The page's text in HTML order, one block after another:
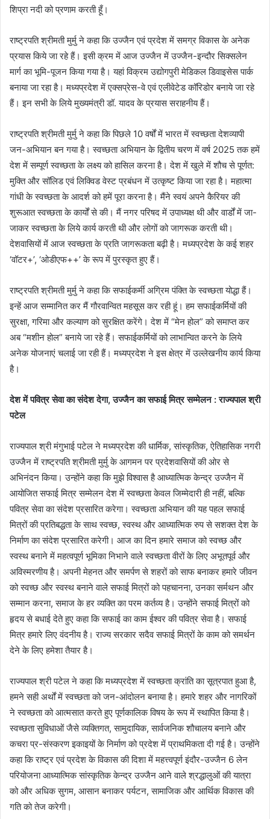
शिप्रा नदी को प्रणाम करती हूँ।
राष्ट्रपति श्रीमती मुर्मु ने कहा कि उज्जैन एवं प्रदेश में समग्र विकास के अनेक
प्रयास किये जा रहे हैं। इसी क्रम में आज उज्जैन में उज्जैन-इन्दौर सिक्सलेन
मार्ग का भूमि-पूजन किया गया है। यहां विक्रम उद्योगपुरी मेडिकल डिवाइसेस पार्क
बनाया जा रहा है। मध्यप्रदेश में एक्सप्रेस-वे एवं एलीवेटेड कॉरिडोर बनाये जा रहे
हैं। इन सभी के लिये मुख्यमंत्री डॉ. यादव के प्रयास सराहनीय हैं।
राष्ट्रपति श्रीमती मुर्मु ने कहा कि पिछले 10 वर्षों में भारत में स्वच्छता देशव्यापी
जन-अभियान बन गया है। स्वच्छता अभियान के द्वितीय चरण में वर्ष 2025 तक हमें
देश में सम्पूर्ण स्वच्छता के लक्ष्य को हासिल करना है। देश में खुले में शौच से पूर्णत:
मुक्ति और सॉलिड एवं लिक्विड वेस्ट प्रबंधन में उत्कृष्ट किया जा रहा है। महात्मा
गांधी के स्वच्छता के आदर्श को हमें पूरा करना है। मैंने स्वयं अपने कैरियर की
शुरूआत स्वच्छता के कार्यों से की। मैं नगर परिषद में उपाध्यक्ष थी और वार्डों में जा-
जाकर स्वच्छता के लिये कार्य करती थी और लोगों को जागरूक करती थी।
देशवासियों में आज स्वच्छता के प्रति जागरूकता बढ़ी है। मध्यप्रदेश के कई शहर
‘वॉटर+’, ‘ओडीएफ++’ के रूप में पुरस्कृत हुए हैं।
राष्ट्रपति श्रीमती मुर्मु ने कहा कि सफाईकर्मी अग्रिम पंक्ति के स्वच्छता योद्धा हैं।
इन्हें आज सम्मानित कर मैं गौरवान्वित महसूस कर रही हूं। हम सफाईकर्मियों की
सुरक्षा, गरिमा और कल्याण को सुरक्षित करेंगे। देश में “मेन होल” को समाप्त कर
अब “मशीन होल” बनाये जा रहे हैं। सफाईकर्मियों को लाभान्वित करने के लिये
अनेक योजनाएं चलाई जा रही हैं। मध्यप्रदेश ने इस क्षेत्र में उल्लेखनीय कार्य किया
है।
देश में पवित्र सेवा का संदेश देगा, उज्जैन का सफाई मित्र सम्मेलन : राज्यपाल श्री
पटेल
राज्यपाल श्री मंगुभाई पटेल ने मध्यप्रदेश की धार्मिक, सांस्कृतिक, ऐतिहासिक नगरी
उज्जैन में राष्ट्रपति श्रीमती मुर्मु के आगमन पर प्रदेशवासियों की ओर से
अभिनंदन किया। उन्होंने कहा कि मुझे विश्वास है आध्यात्मिक केन्द्र उज्जैन में
आयोजित सफाई मित्र सम्मेलन देश में स्वच्छता केवल जिम्मेदारी ही नहीं, बल्कि
पवित्र सेवा का संदेश प्रसारित करेगा। स्वच्छता अभियान की यह पहल सफाई
मित्रों की प्रतिबद्धता के साथ स्वच्छ, स्वस्थ और आध्यात्मिक रुप से सशक्त देश के
निर्माण का संदेश प्रसारित करेगी। आज का दिन हमारे समाज को स्वच्छ और
स्वस्थ बनाने में महत्वपूर्ण भूमिका निभाने वाले स्वच्छता वीरों के लिए अभूतपूर्व और
अविस्मरणीय है। अपनी मेहनत और समर्पण से शहरों को साफ बनाकर हमारे जीवन
को स्वच्छ और स्वस्थ बनाने वाले सफाई मित्रों को पहचानना, उनका सर्मथन और
सम्मान करना, समाज के हर व्यक्ति का परम कर्तव्य है। उन्होंने सफाई मित्रों को
हृदय से बधाई देते हुए कहा कि सफाई का काम ईश्वर की पवित्र सेवा है। सफाई
मित्र हमारे लिए वंदनीय है। राज्य सरकार सदैव सफाई मित्रों के काम को समर्थन
देने के लिए हमेशा तैयार है।
राज्यपाल श्री पटेल ने कहा कि मध्यप्रदेश में स्वच्छता क्रांति का सूत्रपात हुआ है,
हमने सही अर्थों में स्वच्छता को जन-आंदोलन बनाया है। हमारे शहर और नागरिकों
ने स्वच्छता को आत्मसात करते हुए पूर्णकालिक विषय के रूप में स्थापित किया है।
स्वच्छता सुविधाओं जैसे व्यक्तिगत, सामुदायिक, सार्वजनिक शौचालय बनाने और
कचरा प्र-संस्करण इकाइयों के निर्माण को प्रदेश में प्राथमिकता दी गई है। उन्होंने
कहा कि राष्ट्र एवं प्रदेश के विकास की दिशा में महत्त्वपूर्ण इंदौर-उज्जैन 6 लेन
परियोजना आध्यात्मिक सांस्कृतिक केन्द्र उज्जैन आने वाले श्रद्धालुओं की यात्रा
को और अधिक सुगम, आसान बनाकर पर्यटन, सामाजिक और आर्थिक विकास की
गति को तेज करेगी।